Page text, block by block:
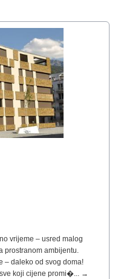
vrijeme – usred malog
prostranom ambijentu.
– daleko od svog doma!
koji cijene promi�... →